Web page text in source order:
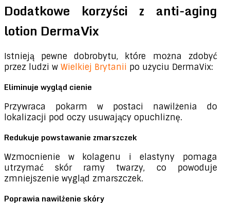
Dodatkowe korzyści z anti-aging
lotion DermaVix
Istnieją pewne dobrobytu, które można zdobyć
przez ludzi w Wielkiej Brytanii po użyciu DermaVix:
Eliminuje wygląd cienie
Przywraca pokarm w postaci nawilżenia do
lokalizacji pod oczy usuwający opuchliznę.
Redukuje powstawanie zmarszczek
Wzmocnienie w kolagenu i elastyny ​​pomaga
utrzymać skór ramy twarzy, co powoduje
zmniejszenie wygląd zmarszczek.
Poprawia nawilżenie skóry